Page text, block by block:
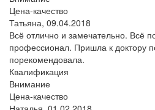
Цена-качество
Татьяна, 09.04.2018
Всё отлично и замечательно. Всё
профессионал. Пришла к доктору
порекомендовала.
Квалификация
Внимание
Цена-качество